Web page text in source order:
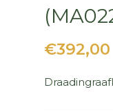
€392,00